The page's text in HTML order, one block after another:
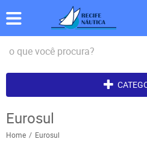
Eurosul
Home Eurosul